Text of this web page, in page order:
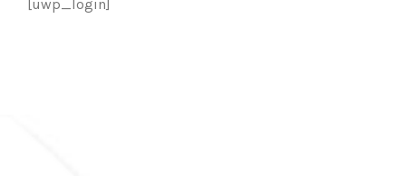
[uwp_login]